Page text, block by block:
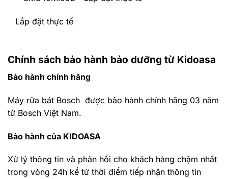
Lắp đặt thực tế
Chính sách bảo hành bảo dưỡng từ Kidoasa
Bảo hành chính hãng
Máy rửa bát Bosch được bảo hành chính hãng 03 năm
từ Bosch Việt Nam.
Bảo hành của KIDOASA
Xử lý thông tin và phản hồi cho khách hàng chậm nhất
trong vòng 24h kể từ thời điểm tiếp nhận thông tin